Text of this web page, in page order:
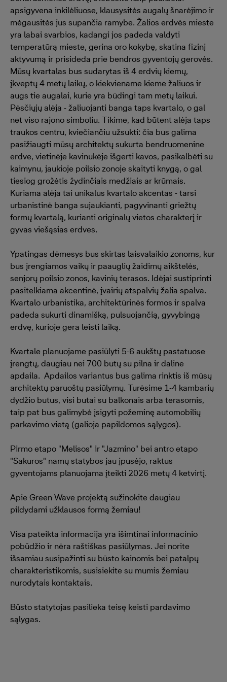
apsigyvena inkilėliuose, klausysitės augalų šnarėjimo ir
mėgausitės jus supančia ramybe. Žalios erdvės mieste
yra labai svarbios, kadangi jos padeda valdyti
temperatūrą mieste, gerina oro kokybę, skatina fizinį
aktyvumą ir prisideda prie bendros gyventojų gerovės.
Mūsų kvartalas bus sudarytas iš 4 erdvių kiemų,
įkveptų 4 metų laikų, o kiekviename kieme žaliuos ir
augs tie augalai, kurie yra būdingi tam metų laikui.
Pėsčiųjų alėja - žaliuojanti banga taps kvartalo, o gal
net viso rajono simboliu. Tikime, kad būtent alėja taps
traukos centru, kviečiančiu užsukti: čia bus galima
pasižiaugti mūsų architektų sukurta bendruomenine
erdve, vietinėje kavinukėje išgerti kavos, pasikalbėti su
kaimynu, jaukioje poilsio zonoje skaityti knygą, o gal
tiesiog grožėtis žydinčiais medžiais ar krūmais.
Kuriama alėja tai unikalus kvartalo akcentas - tarsi
urbanistinė banga sujaukianti, pagyvinanti griežtų
formų kvartalą, kurianti originalų vietos charakterį ir
gyvas viešąsias erdves.
Ypatingas dėmesys bus skirtas laisvalaikio zonoms, kur
bus įrengiamos vaikų ir paauglių žaidimų aikštelės,
senjorų poilsio zonos, kavinių terasos. Idėjai sustiprinti
pasitelkiama akcentinė, įvairių atspalvių žalia spalva.
Kvartalo urbanistika, architektūrinės formos ir spalva
padeda sukurti dinamišką, pulsuojančią, gyvybingą
erdvę, kurioje gera leisti laiką.
Kvartale planuojame pasiūlyti 5-6 aukštų pastatuose
įrengtų, daugiau nei 700 butų su pilna ir daline
apdaila. Apdailos variantus bus galima rinktis iš mūsų
architektų paruoštų pasiūlymų. Turėsime 1-4 kambarių
dydžio butus, visi butai su balkonais arba terasomis,
taip pat bus galimybė įsigyti požeminę automobilių
parkavimo vietą (galioja papildomos sąlygos).
Pirmo etapo "Melisos" ir "Jazmino" bei antro etapo
"Sakuros" namų statybos jau įpusėjo, raktus
gyventojams planuojama įteikti 2026 metų 4 ketvirtį.
Apie Green Wave projektą sužinokite daugiau
pildydami užklausos formą žemiau!
Visa pateikta informacija yra išimtinai informacinio
pobūdžio ir nėra raštiškas pasiūlymas. Jei norite
išsamiau susipažinti su būsto kainomis bei patalpų
charakteristikomis, susisiekite su mumis žemiau
nurodytais kontaktais.
Būsto statytojas pasilieka teisę keisti pardavimo
sąlygas.